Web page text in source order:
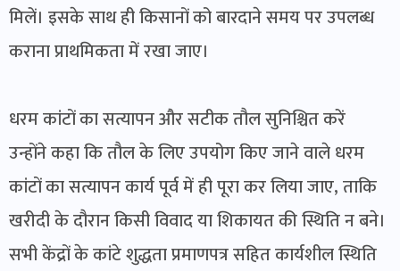
मिलें। इसके साथ ही किसानों को बारदाने समय पर उपलब्ध
कराना प्राथमिकता में रखा जाए।
धरम कांटों का सत्यापन और सटीक तौल सुनिश्चित करें
उन्होंने कहा कि तौल के लिए उपयोग किए जाने वाले धरम
कांटों का सत्यापन कार्य पूर्व में ही पूरा कर लिया जाए, ताकि
खरीदी के दौरान किसी विवाद या शिकायत की स्थिति न बने।
सभी केंद्रों के कांटे शुद्धता प्रमाणपत्र सहित कार्यशील स्थिति